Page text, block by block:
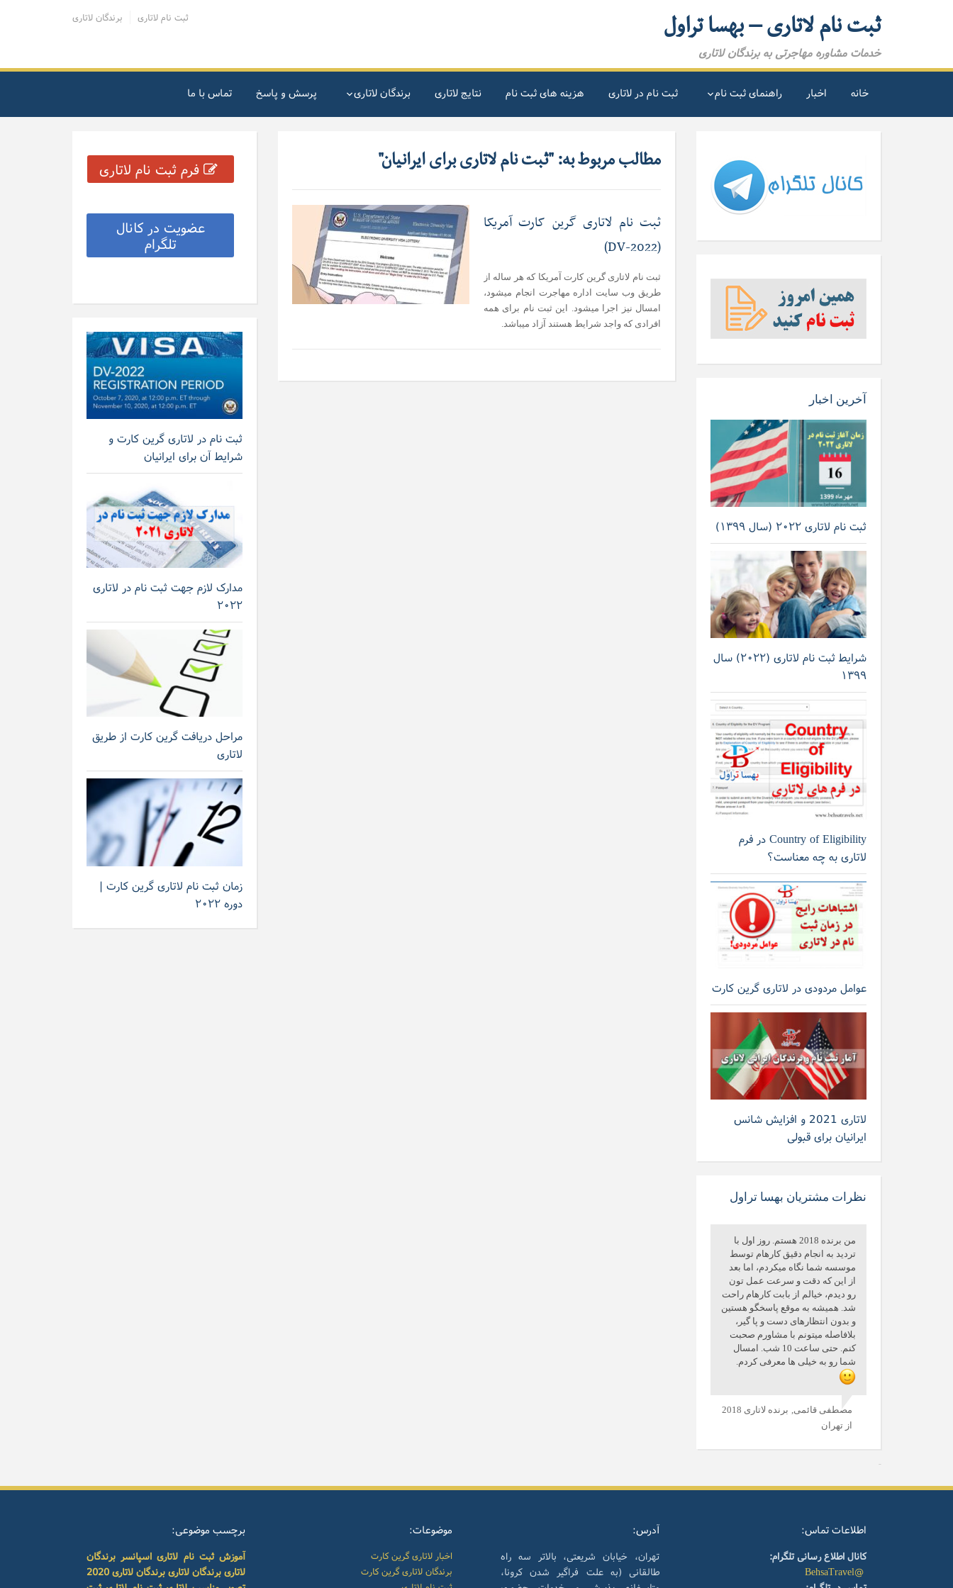
ثبت نام لاتاری – بهسا تراول
خدمات مشاوره مهاجرتی به برندگان لاتاری
برندگان لاتاری ثبت نام لاتاری
خانه اخبار راهنمای ثبت نام ثبت نام در لاتاری هزینه های ثبت نام نتایج لاتاری برندگان لاتاری پرسش و پاسخ تماس با ما
فرم ثبت نام لاتاری
عضویت در کانال
تلگرام
ثبت نام در لاتاری گرین کارت و
شرایط آن برای ایرانیان
مدارک لازم جهت ثبت نام در لاتاری
۲۰۲۲
مراحل دریافت گرین کارت از طریق
لاتاری
زمان ثبت نام لاتاری گرین کارت |
دوره ۲۰۲۲
مطالب مربوط به: "ثبت نام لاتاری برای ایرانیان"
ثبت نام لاتاری گرین کارت آمریکا
(DV-2022)
ثبت نام لاتاری گرین کارت آمریکا که هر ساله از
طریق وب سایت اداره مهاجرت انجام میشود،
امسال نیز اجرا میشود. این ثبت نام برای همه
افرادی که واجد شرایط هستند آزاد میباشد.
آخرین اخبار
ثبت نام لاتاری ۲۰۲۲ (سال ۱۳۹۹)
شرایط ثبت نام لاتاری (۲۰۲۲) سال
۱۳۹۹
Country of Eligibility در فرم
لاتاری به چه معناست؟
عوامل مردودی در لاتاری گرین کارت
لاتاری 2021 و افزایش شانس
ایرانیان برای قبولی
نظرات مشتریان بهسا تراول
من برنده 2018 هستم. روز اول با
تردید به انجام دقیق کارهام توسط
موسسه شما نگاه میکردم، اما بعد
از این که دقت و سرعت عمل تون
رو دیدم، خیالم از بابت کارهام راحت
شد. همیشه به موقع پاسخگو هستین
و بدون انتظارهای دست و پا گیر،
بلافاصله میتونم با مشاورم صحبت
کنم. حتی ساعت 10 شب. امسال
شما رو به خیلی ها معرفی کردم.
مصطفی قائمی,
برنده لاتاری 2018
از تهران
برچسب موضوعی:
آموزش ثبت نام لاتاری اسپانسر برندگان
لاتاری برندگان لاتاری برندگان لاتاری 2020
موضوعات:
اخبار لاتاری گرین کارت
برندگان لاتاری گرین کارت
آدرس:
تهران، خیابان شریعتی، بالاتر سه راه
طالقانی (به علت فراگیر شدن کرونا،
اطلاعات تماس:
کانال اطلاع رسانی تلگرام:
@BehsaTravel